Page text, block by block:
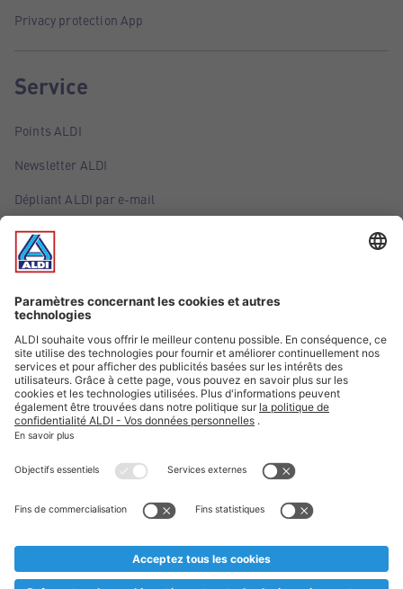
Privacy protection App
Service
Points ALDI
Newsletter ALDI
Dépliant ALDI par e-mail
Offres
Infos essentielles
Suivez ALDI Belgique
Textes marqués d'un astérisque et mentions légales
* Nous vendons ces articles temporairement et jusqu'à
au cas où, malgré le planning bien étudié, nous serions
prématurément en rupture de stock. Prix Recupel et TVA incl.
** Sur ce site, l’utilisation de la forme masculine a été adoptée